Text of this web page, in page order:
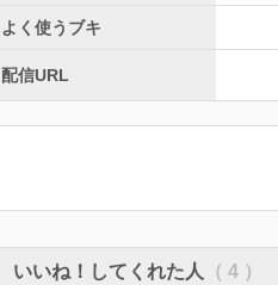
よく使うブキ
配信URL
いいね！してくれた人 （ 4 ）